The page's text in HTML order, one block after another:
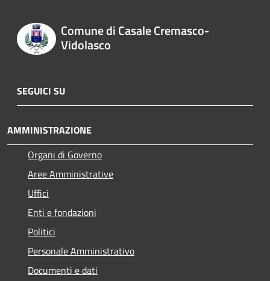
Comune di Casale Cremasco-
Vidolasco
SEGUICI SU
AMMINISTRAZIONE
Organi di Governo
Aree Amministrative
Uffici
Enti e fondazioni
Politici
Personale Amministrativo
Documenti e dati